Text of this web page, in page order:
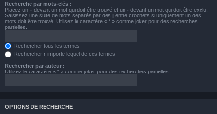
Recherche par mots-clés :
Placez un + devant un mot qui doit être trouvé et un - devant un mot qui doit être exclu.
Saisissez une suite de mots séparés par des | entre crochets si uniquement un des
mots doit être trouvé. Utilisez le caractère « * » comme joker pour des recherches
partielles.
Rechercher tous les termes
Rechercher n’importe lequel de ces termes
Rechercher par auteur :
Utilisez le caractère « * » comme joker pour des recherches partielles.
OPTIONS DE RECHERCHE